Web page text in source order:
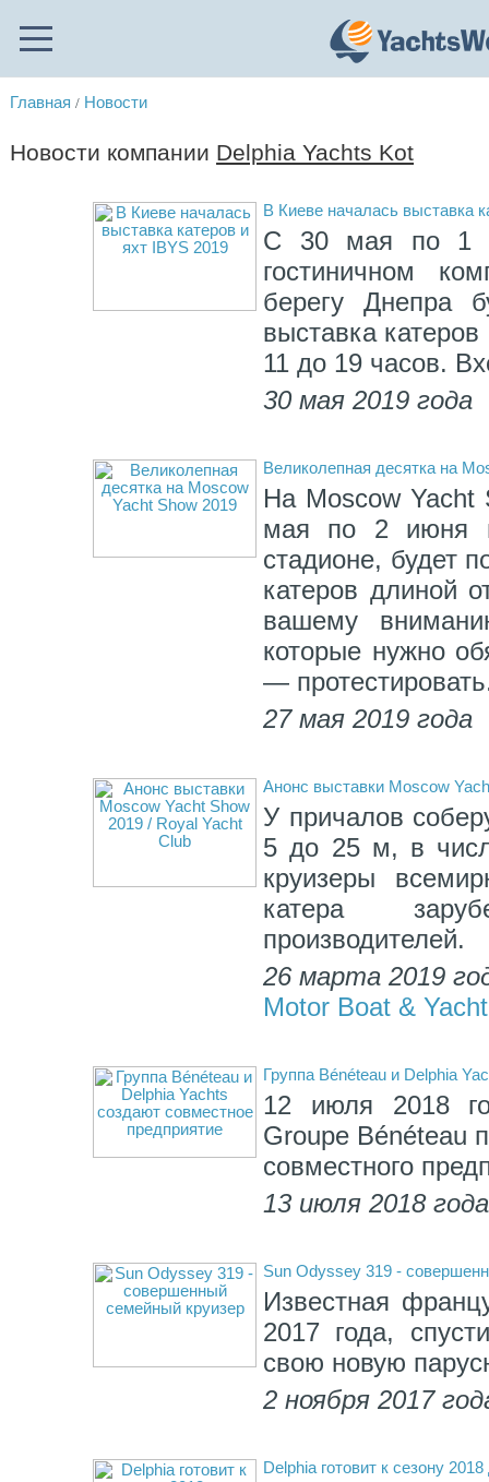
Главная / Новости
Новости компании Delphia Yachts Kot
В Киеве началась выставка
С 30 мая по 1
гостиничном
берегу Днепра
выставка
11 до 19 часов.
30 мая 2019 года
Великолепная десятка на
На Moscow Yacht
мая по 2 июня
стадионе, будет
катеров длиной
вашему
которые нужно
—
27 мая 2019 года
Анонс выставки Moscow
У причалов
5 до 25 м, в
круизеры
катера
производителей.
26 марта 2019
Motor Boat &
Группа Bénéteau и Delphia
12 июля 2018
Groupe Bénéteau
совместного
13 июля 2018 года
Sun Odyssey 319 -
Известная
2017 года,
свою новую
2 ноября 2017
Delphia готовит к сезону